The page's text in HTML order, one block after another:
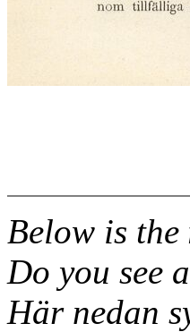
Below is the
Do you see
Här nedan